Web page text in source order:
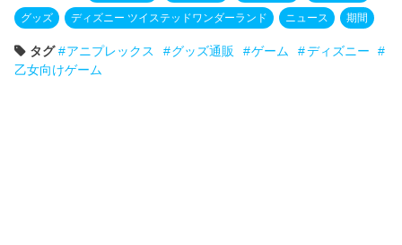
グッズ ディズニー ツイステッドワンダーランド ニュース 期間
タグ アニプレックス グッズ通販 ゲーム
ディズニー
乙女向けゲーム